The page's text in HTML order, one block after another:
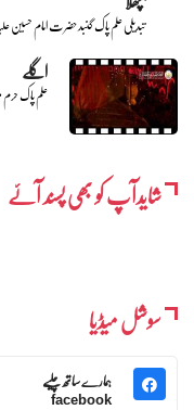
تبدیلی علم پاک گنبد حضرت امام حسین
اگلے
علم پاک
شایدآپ کو بھی پسند آئے
سوشل میڈیا
ہمارے ساتھ چلیے
facebook